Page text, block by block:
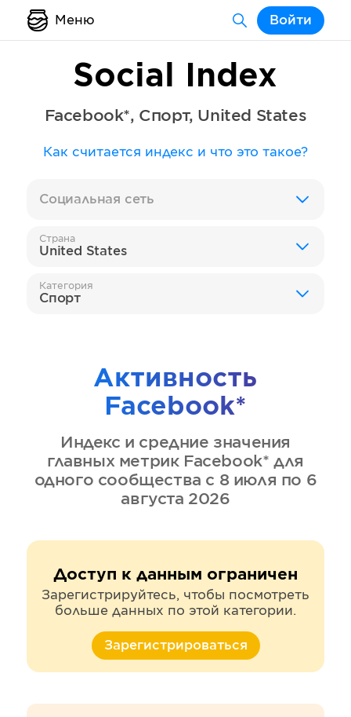
Меню Войти
Social Index
Facebook*, Спорт, United States
Как считается индекс и что это такое?
Социальная сеть
Страна
United States
Категория
Спорт
Активность
Facebook*
Индекс и средние значения
главных метрик Facebook* для
одного сообщества с 8 июля по 6
августа 2026
Доступ к данным ограничен
Зарегистрируйтесь, чтобы посмотреть
больше данных по этой категории.
Зарегистрироваться